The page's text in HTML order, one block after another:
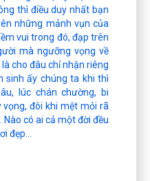
thì điều duy nhất bạn
những mảnh vụn của
vui trong đó, đạp trên
mà ngưỡng vọng về
cho đâu chỉ nhận riêng
sinh ấy chúng ta khi thì
lúc chán chường, bi
đôi khi mệt mỏi rã
có ai cả một đời đều
đẹp...